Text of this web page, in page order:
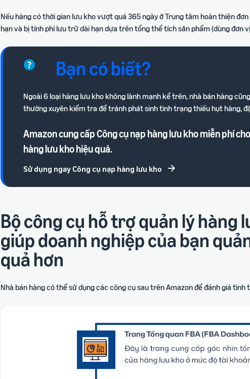
Nếu hàng có thời gian lưu kho vượt quá 365 ngày ở Trung tâm hoàn thiện
hạn và bị tính phí lưu trữ dài hạn dựa trên tổng thể tích sản phẩm (dùng đơn
Bạn có biết?
Ngoài 6 loại hàng lưu kho không lành mạnh kể trên, nhà bán hàng
thường xuyên kiểm tra để tránh phát sinh tình trạng thiếu hụt hàng,
Amazon cung cấp Công cụ nạp hàng lưu kho miễn phí
hàng lưu kho hiệu quả.
Sử dụng ngay Công cụ nạp hàng lưu kho
Bộ công cụ hỗ trợ quản lý hàng
giúp doanh nghiệp của bạn
quả hơn
Nhà bán hàng có thể sử dụng các công cụ sau trên Amazon để đánh giá tình